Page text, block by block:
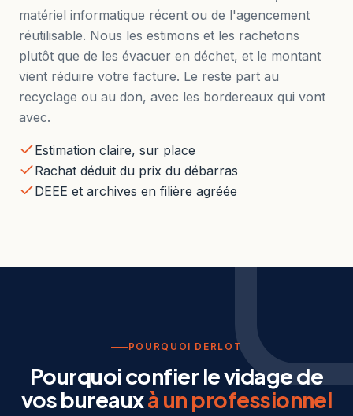
matériel informatique récent ou de l'agencement
réutilisable. Nous les estimons et les rachetons
plutôt que de les évacuer en déchet, et le montant
vient réduire votre facture. Le reste part au
recyclage ou au don, avec les bordereaux qui vont
avec.
Estimation claire, sur place
Rachat déduit du prix du débarras
DEEE et archives en filière agréée
POURQUOI DERLOT
Pourquoi confier le vidage de
vos bureauxà un professionnel